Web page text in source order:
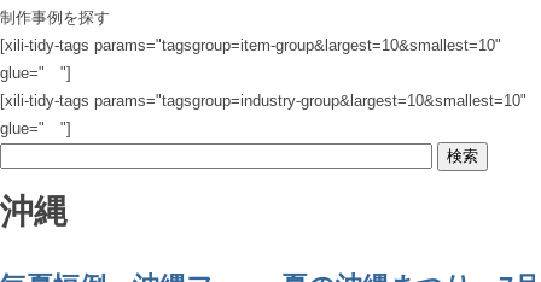
制作事例を探す
[xili-tidy-tags params="tagsgroup=item-group&largest=10&smallest=10"
glue=" "]
[xili-tidy-tags params="tagsgroup=industry-group&largest=10&smallest=10"
glue=" "]
沖縄